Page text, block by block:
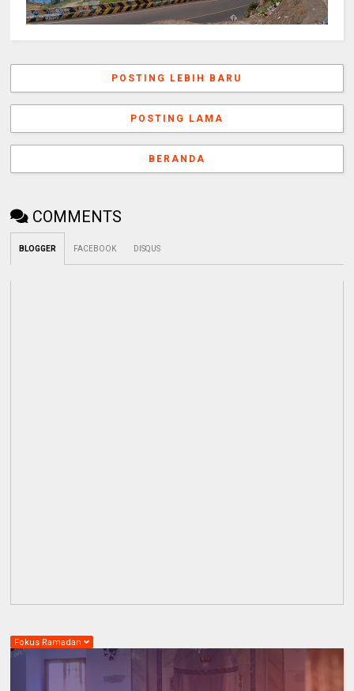
POSTING LEBIH BARU
POSTING LAMA
BERANDA
COMMENTS
BLOGGER FACEBOOK DISQUS
Fokus Ramadan